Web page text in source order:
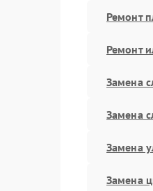
Ремонт
Ремонт
Замена
Замена
Замена
Замена